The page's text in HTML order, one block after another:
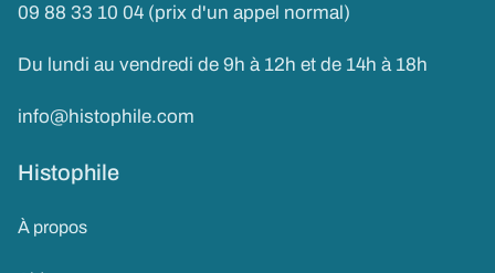
09 88 33 10 04 (prix d'un appel normal)
Du lundi au vendredi de 9h à 12h et de 14h à 18h
info@histophile.com
Histophile
À propos